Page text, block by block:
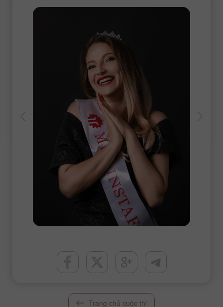
Trang chủ cuộc thi